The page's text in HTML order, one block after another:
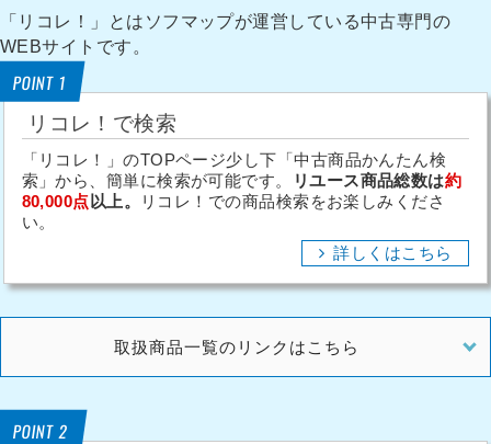
「リコレ！」とはソフマップが運営している中古専門の
WEBサイトです。
POINT 1
リコレ！で検索
「リコレ！」のTOPページ少し下「中古商品かんたん検
索」から、簡単に検索が可能です。
リユース商品総数は約
80,000点 以上。
リコレ！での商品検索をお楽しみくださ
い。
詳しくはこちら
取扱商品一覧のリンクはこちら
POINT 2